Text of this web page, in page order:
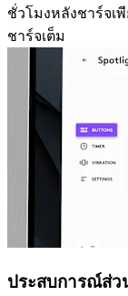
ชั่วโมงหลังชาร์จเ
ชาร์จเต็ม
ประสบการณ์ส่ว